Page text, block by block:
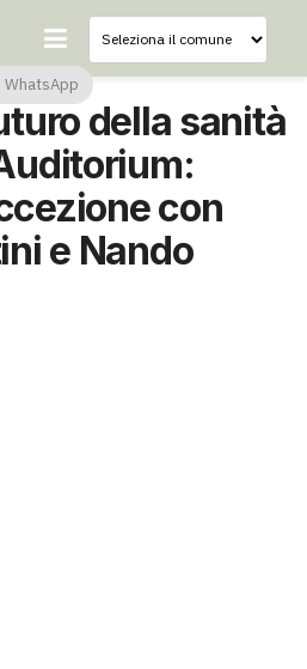
della sanità
con
e Nando
WhatsApp